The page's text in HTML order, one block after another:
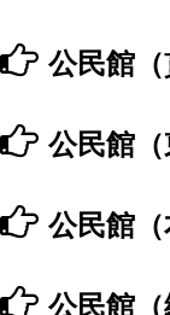
公民館（
公民館（
公民館（
公民館（